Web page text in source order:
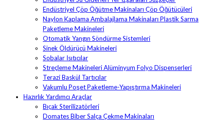
Endüstriyel Çöp Öğütme Makinaları Çöp Öğütücüleri
Naylon Kaplama Ambalajlama Makinaları Plastik Sarma
Paketleme Makineleri
Otomatik Yangın Söndürme Sistemleri
Sinek Öldürücü Makineleri
Sobalar Isıtıcılar
Streçleme Makineleri Alüminyum Folyo Dispenserleri
Terazi Baskül Tartıcılar
Vakumlu Poşet Paketleme-Yapıştırma Makineleri
Hazırlık Yardımcı Araçlar
Bıçak Sterilizatörleri
Domates Biber Salça Çekme Makinaları